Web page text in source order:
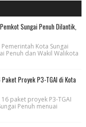
Sungai Penuh Dilantik,
Kota Sungai
Penuh dan Wakil Walikota
Proyek P3-TGAI di Kota
paket proyek P3-TGAI
Penuh menuai